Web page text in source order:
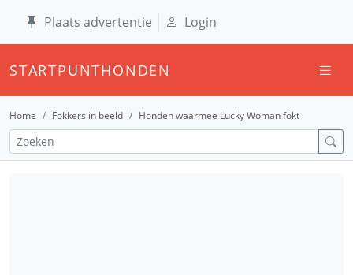
Plaats advertentie Login
STARTPUNTHONDEN
Home Fokkers in beeld Honden waarmee Lucky Woman fokt